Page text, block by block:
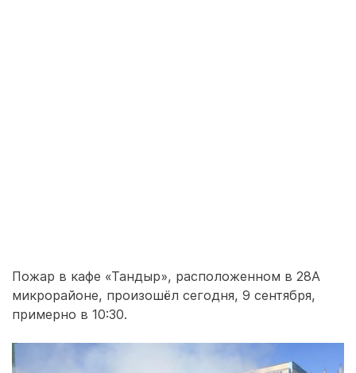
Пожар в кафе «Тандыр», расположенном в 28А
микрорайоне, произошёл сегодня, 9 сентября,
примерно в 10:30.